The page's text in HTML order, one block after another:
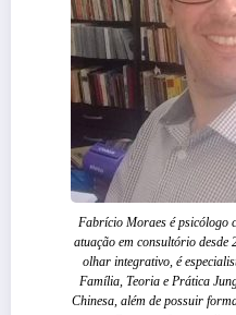
Fabrício Moraes é psicólogo
atuação em consultório desde
olhar integrativo, é
Família, Teoria e Prática
Chinesa, além de possuir